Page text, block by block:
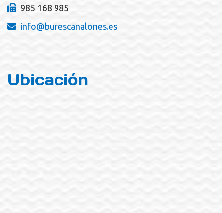
985 168 985
info
burescanalones.es
Ubicación